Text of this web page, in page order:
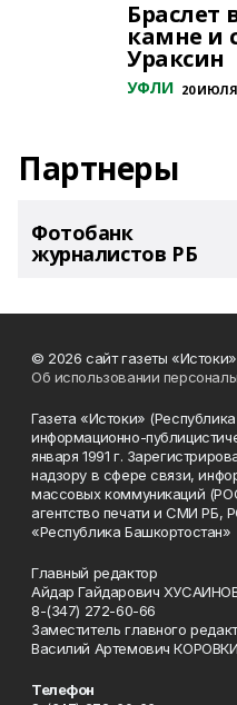
Браслет
камне и
Ураксин
УФЛИ 20 ИЮЛЯ
Партнеры
Фотобанк
журналистов РБ
© 2026 сайт газеты
Об использовании
Газета «Истоки»
информационно-
января 1991 г.
надзору в сфере связи,
массовых коммуникаций
агентство печати и СМИ
«Республика Башкортостан»
Главный редактор
Айдар Гайдарович
8-(347) 272-60-66
Заместитель главного
Василий Артемович
Телефон